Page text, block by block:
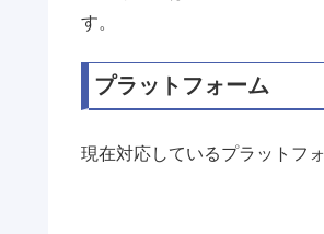
す。
プラットフォーム
現在対応しているプラットフ